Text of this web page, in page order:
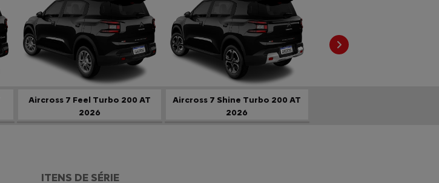
Aircross 7 Feel Turbo 200 AT
2026
Aircross 7 Shine Turbo 200 AT
2026
Próximo
ITENS DE SÉRIE